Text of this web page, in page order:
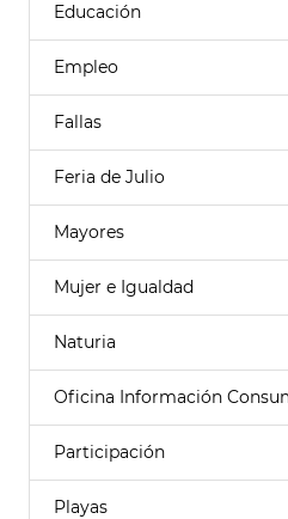
Educación
Empleo
Fallas
Feria de Julio
Mayores
Mujer e Igualdad
Naturia
Oficina Información
Participación
Playas